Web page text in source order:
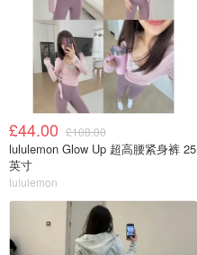
£44.00 £108.00
lululemon Glow Up 超高腰紧身裤 25
英寸
lululemon